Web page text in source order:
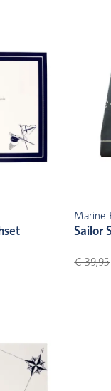
Marine
Sailor
€ 39,95